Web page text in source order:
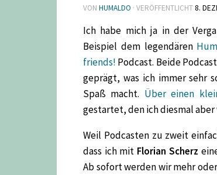
VON HUMALDO · VERÖFFENTLICHT8.
Ich habe mich ja in der
Beispiel dem legendären
friends! Podcast. Beide
geprägt, was ich immer sehr
Spaß macht. Über einen
gestartet, den ich diesmal
Weil Podcasten zu zweit
dass ich mit Florian Scherz
Ab sofort werden wir mehr